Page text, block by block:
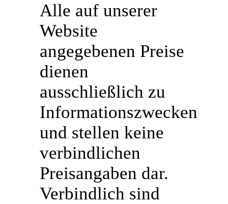
Alle auf unserer
Website
angegebenen Preise
dienen
ausschließlich zu
Informationszwecken
und stellen keine
verbindlichen
Preisangaben dar.
Verbindlich sind